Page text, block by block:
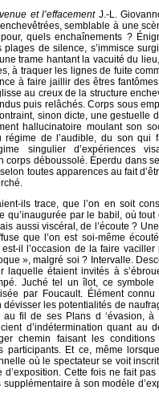
et l’effacementJ.-L.
semblable à une
quels enchaînements ?
de silence, s’immisce
trame hantant la vacuité du
à traquer les lignes de fuite
à faire jaillir des êtres
au creux de la structure
puis relâchés. Corps sous
sinon dicte, une gestuelle
hallucinatoire moulant son
de l’audible, du son qui
singulier d’expériences
corps déboussolé. Éperdu dans
toutes apparences au fait
ils trace, que l’on en soit
qu’inaugurée par le babil, où tout
aussi viscéral, de l’écoute ?
que l’on est soi-même
il l’occasion de la faire
», malgré soi ? Intervalle.
laquelle étaient invités à
Juché tel un îlot, ce
par Foucault. Élément
les potentialités de
au fil de ses Plans d ‘évasion,
d’indétermination quant au
chemin faisant les conditions
participants. Et ce, même
où le spectateur se voit
d’exposition. Cette fois ne fait
à son modèle